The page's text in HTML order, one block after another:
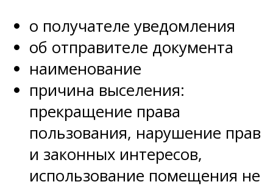
о получателе уведомления
об отправителе документа
наименование
причина выселения:
прекращение права
пользования, нарушение прав
и законных интересов,
использование помещения не